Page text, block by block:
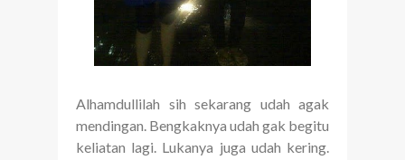
Alhamdullilah sih sekarang udah agak
mendingan. Bengkaknya udah gak begitu
keliatan lagi. Lukanya juga udah kering.